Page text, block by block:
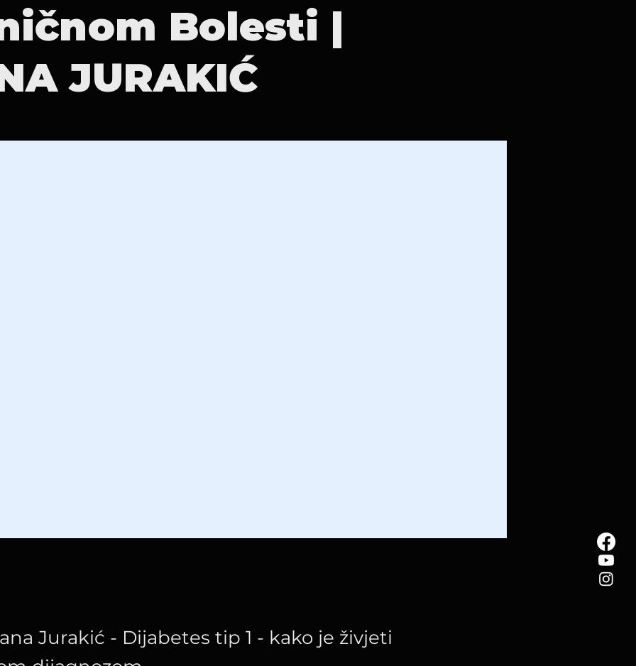
Bolesti |
JURAKIĆ
Jurakić - Dijabetes tip 1 - kako je živjeti